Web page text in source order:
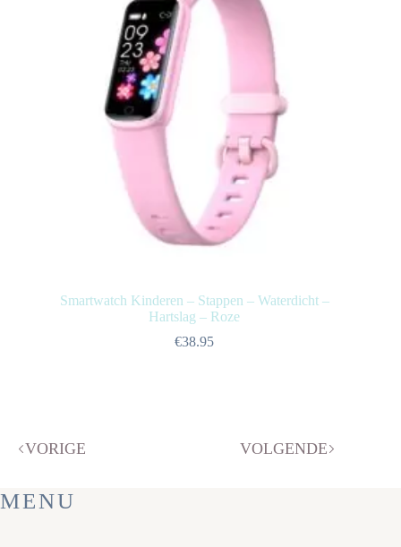
Smartwatch Kinderen – Stappen – Waterdicht –
Hartslag – Roze
€38.95
VORIGE VOLGENDE
MENU